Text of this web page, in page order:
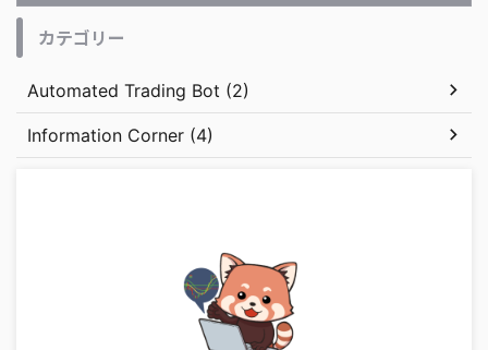
カテゴリー
Automated Trading Bot (2)
Information Corner (4)